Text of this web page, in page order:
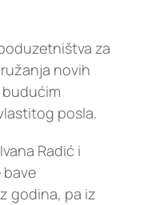
za
novih
posla.
Radić i
bave
godina, pa iz